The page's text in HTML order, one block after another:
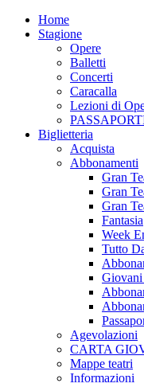
Home
Stagione
Opere
Balletti
Concerti
Caracalla
Lezioni di
Biglietteria
Acquista
Abbonamenti
Gran
Gran
Gran
Fantasia
Week
Tutto
Agevolazioni
CARTA
Mappe teatri
Informazioni